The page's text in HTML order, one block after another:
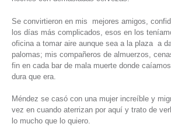
Se convirtieron en mis mejores amigos,
los días más complicados, esos en los
oficina a tomar aire aunque sea a la plaza a
palomas; mis compañeros de almuerzos,
fin en cada bar de mala muerte donde
dura que era.
Méndez se casó con una mujer increíble y
vez en cuando aterrizan por aquí y trato de
lo mucho que lo quiero.